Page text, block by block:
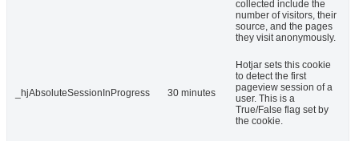
collected include the
number of visitors, their
source, and the pages
they visit anonymously.
_hjAbsoluteSessionInProgress 30 minutes
Hotjar sets this cookie
to detect the first
pageview session of a
user. This is a
True/False flag set by
the cookie.